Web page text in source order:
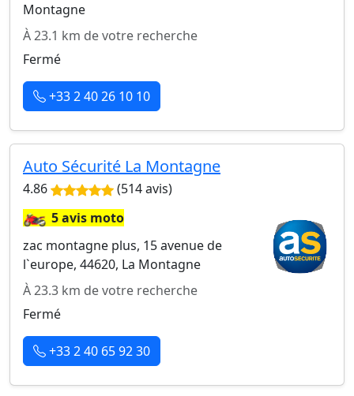
Montagne
À 23.1 km de votre recherche
Fermé
+33 2 40 26 10 10
Auto Sécurité La Montagne
4.86 (514 avis)
🏍️5 avis moto
zac montagne plus, 15 avenue de
l`europe, 44620, La Montagne
À 23.3 km de votre recherche
Fermé
+33 2 40 65 92 30